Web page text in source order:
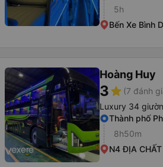
5h
Bến Xe Bình
Hoàng Huy
3star (7 đánh
Luxury 34
Thành phố
8h50m
N4 ĐỊA CHẤT